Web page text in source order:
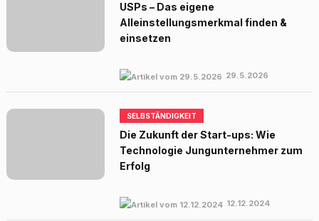
USPs – Das eigene
Alleinstellungsmerkmal finden &
einsetzen
29.5.2026
SELBSTÄNDIGKEIT
Die Zukunft der Start-ups: Wie
Technologie Jungunternehmer zum
Erfolg
12.12.2024